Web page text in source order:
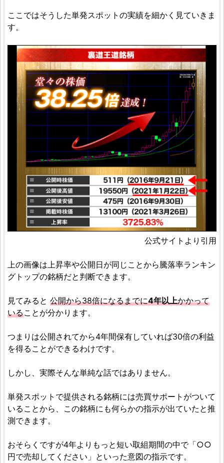
ここではそうした単発スポットの実績を細かく見ていきま
す。
公式サイトより引用
上の画像は上昇率や公開日が同じことから騰落率ランキン
グトップの銘柄だと判断できます。
見てみると 公開から38倍になるまでに4年以上かかって
いることが分かります。
つまりは公開されてから4年間保有していれば30倍の利益
を得ることができるわけです。
しかし、実際そんな単純な話ではありません。
単発スポットで提供される銘柄には売買サポートがついて
いることから、この銘柄にも何らかの指示が出ていたと推
測できます。
おそらくですが4年よりもっと短い取組期間の中で「○○
円で売却してください」といった意図の指示です。